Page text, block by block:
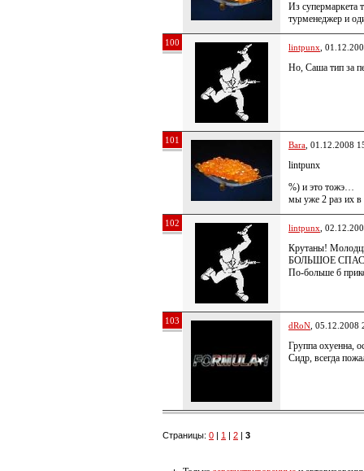
Из супермаркета
турменеджер и
100 lintpunx ,
Но, Саша тип за
101 Bara , 01.12.2008
lintpunx
%) и это тожэ…
мы уже 2 раз их
102 lintpunx ,
Крутаны!
БОЛЬШОЕ
По-больше б
103 dRoN , 05.12.2008
Группа охуенна,
Сидр, всегда
Страницы: 0 | 1 | 2 | 3